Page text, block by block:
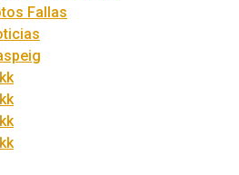
Fallas